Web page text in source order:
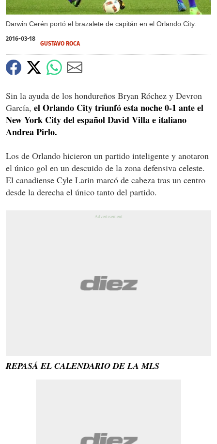
Darwin Cerén portó el brazalete de capitán en el Orlando City.
2016-03-18
GUSTAVO ROCA
Sin la ayuda de los hondureños Bryan Róchez y Devron
García, el Orlando City triunfó esta noche 0-1 ante el
New York City del español David Villa e italiano
Andrea Pirlo.
Los de Orlando hicieron un partido inteligente y anotaron
el único gol en un descuido de la zona defensiva celeste.
El canadiense Cyle Larin marcó de cabeza tras un centro
desde la derecha el único tanto del partido.
REPASÁ EL CALENDARIO DE LA MLS